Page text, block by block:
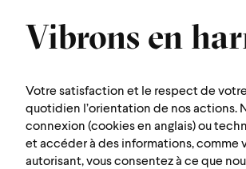
Vibrons en
Votre satisfaction et le respect de
quotidien l’orientation de nos actions.
connexion (cookies en anglais) ou
et accéder à des informations, comme
autorisant, vous consentez à ce que
Orchestre
symphonique de
Montréal
1600 rue Saint-Urbain
Montréal (Québec) H2X 0S1
Map